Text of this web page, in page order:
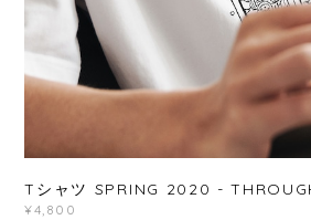
Tシャツ SPRING 2020 -
¥4,800